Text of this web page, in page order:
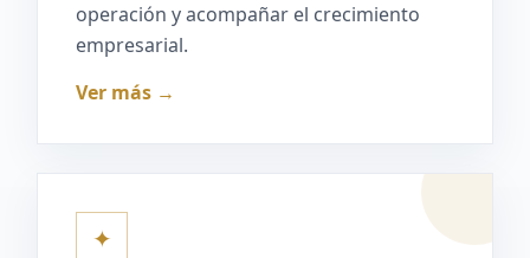
operación y acompañar el crecimiento
empresarial.
Ver más →
✦